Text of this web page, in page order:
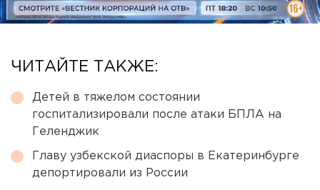
ЧИТАЙТЕ ТАКЖЕ:
Детей в тяжелом состоянии
госпитализировали после атаки БПЛА на
Геленджик
Главу узбекской диаспоры в Екатеринбурге
депортировали из России